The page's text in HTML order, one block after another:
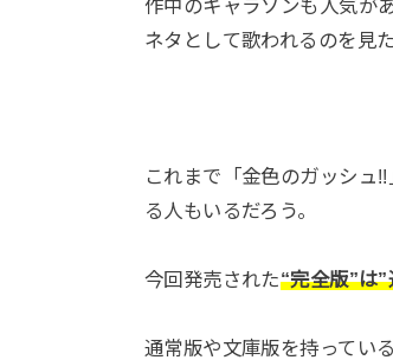
作中のキャラソンも人気が
ネタとして歌われるのを見
これまで「金色のガッシュ!!
る人もいるだろう。
今回発売された“完全版”は
通常版や文庫版を持ってい